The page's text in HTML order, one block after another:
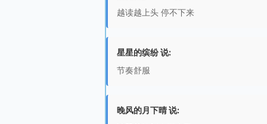
越读越上头 停不下来
星星的缤纷 说:
节奏舒服
晚风的月下晴 说: